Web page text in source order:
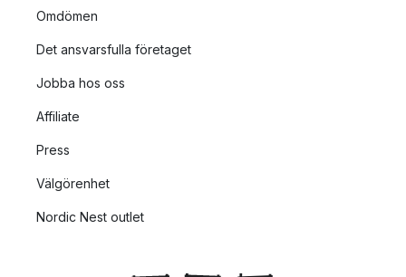
Omdömen
Det ansvarsfulla företaget
Jobba hos oss
Affiliate
Press
Välgörenhet
Nordic Nest outlet